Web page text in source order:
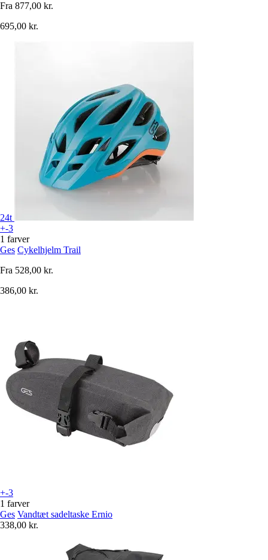
Fra 877,00 kr.
695,00 kr.
24t
+-3
1 farver
Ges Cykelhjelm Trail
Fra 528,00 kr.
386,00 kr.
+-3
1 farver
Ges Vandtæt sadeltaske Ernio
338,00 kr.